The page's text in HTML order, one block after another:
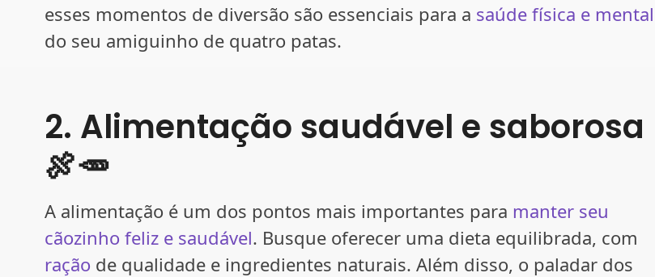
esses momentos de diversão são essenciais para a saúde física e mental
do seu amiguinho de quatro patas.
2. Alimentação saudável e saborosa
🍖🥕
A alimentação é um dos pontos mais importantes para manter seu
cãozinho feliz e saudável. Busque oferecer uma dieta equilibrada, com
ração de qualidade e ingredientes naturais. Além disso, o paladar dos